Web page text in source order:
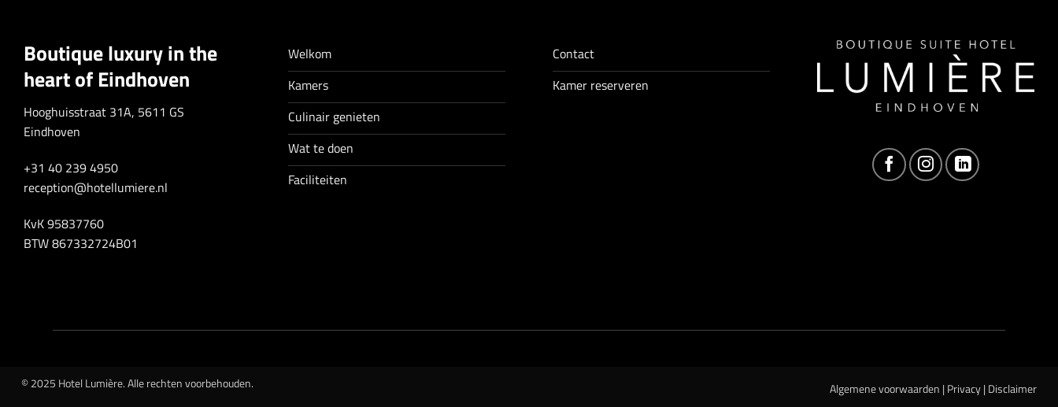
Boutique luxury in the
heart of Eindhoven
Hooghuisstraat 31A, 5611 GS
Eindhoven
+31 40 239 4950
reception@hotellumiere.nl
KvK 95837760
BTW 867332724B01
Welkom
Kamers
Culinair genieten
Wat te doen
Faciliteiten
Contact
Kamer reserveren
Algemene voorwaarden |Privacy|Disclaimer
© 2025 Hotel Lumière. Alle rechten voorbehouden.